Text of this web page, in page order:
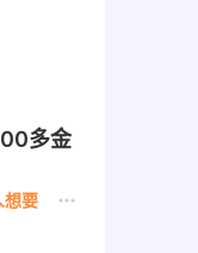
多金
想要